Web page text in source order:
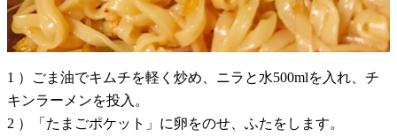
1 ）ごま油でキムチを軽く炒め、ニラと水500mlを入れ、チ
キンラーメンを投入。
2 ）「たまごポケット」に卵をのせ、ふたをします。